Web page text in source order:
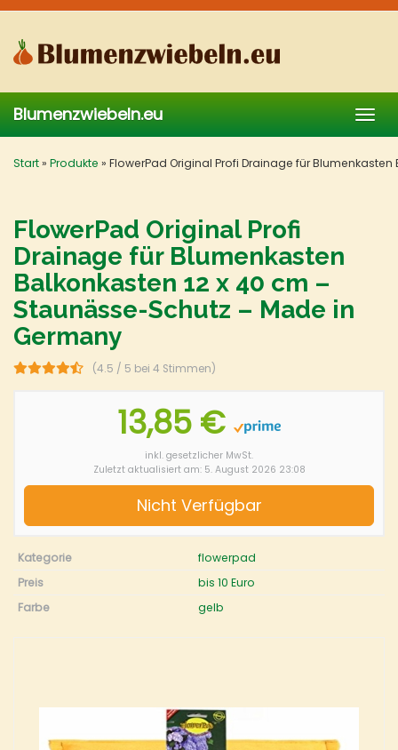
Skip
main
content
Blumenzwiebeln.eu
Start» Produkte » FlowerPad Original Profi Drainage für
FlowerPad Original Profi
Drainage für Blumenkasten
Balkonkasten 12 x 40 cm –
Staunässe-Schutz – Made in
Germany
(4.5 / 5 bei 4 Stimmen)
13,85 €
inkl. gesetzlicher MwSt.
Zuletzt aktualisiert am: 5. August 2026 23:08
Nicht Verfügbar
Kategorie
flowerpad
Preis
bis 10 Euro
Farbe
gelb